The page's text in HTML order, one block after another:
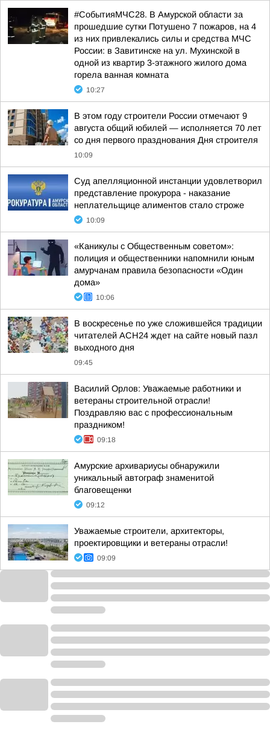
#СобытияМЧС28. В Амурской области за
прошедшие сутки Потушено 7 пожаров, на 4
из них привлекались силы и средства МЧС
России: в Завитинске на ул. Мухинской в
одной из квартир 3-этажного жилого дома
горела ванная комната
10:27
В этом году строители России отмечают 9
августа общий юбилей — исполняется 70 лет
со дня первого празднования Дня строителя
10:09
Суд апелляционной инстанции удовлетворил
представление прокурора - наказание
неплательщице алиментов стало строже
10:09
«Каникулы с Общественным советом»:
полиция и общественники напомнили юным
амурчанам правила безопасности «Один
дома»
10:06
В воскресенье по уже сложившейся традиции
читателей АСН24 ждет на сайте новый пазл
выходного дня
09:45
Василий Орлов: Уважаемые работники и
ветераны строительной отрасли!
Поздравляю вас с профессиональным
праздником!
09:18
Амурские архивариусы обнаружили
уникальный автограф знаменитой
благовещенки
09:12
Уважаемые строители, архитекторы,
проектировщики и ветераны отрасли!
09:09